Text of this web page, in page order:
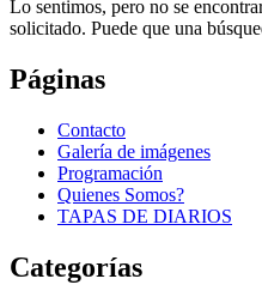
Lo sentimos, pero no se
solicitado. Puede que una
Páginas
Contacto
Galería de imágenes
Programación
Quienes Somos?
TAPAS DE DIARIOS
Categorías